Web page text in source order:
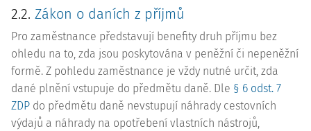
2.2. Zákon o daních z příjmů
Pro zaměstnance představují benefity druh příjmu bez
ohledu na to, zda jsou poskytována v peněžní či nepeněžní
formě. Z pohledu zaměstnance je vždy nutné určit, zda
dané plnění vstupuje do předmětu daně. Dle § 6 odst. 7
ZDP do předmětu daně nevstupují náhrady cestovních
výdajů a náhrady na opotřebení vlastních nástrojů,